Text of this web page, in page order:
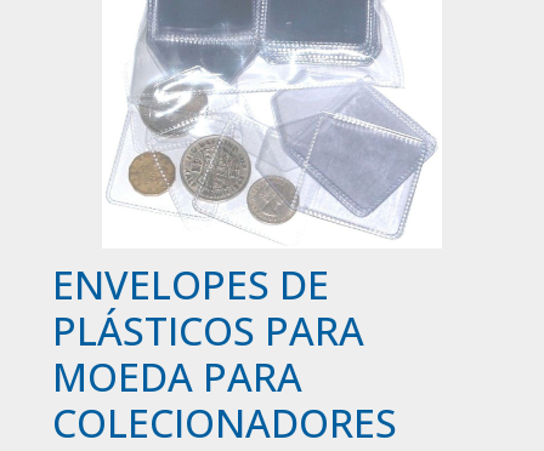
ENVELOPES DE
PLÁSTICOS PARA
MOEDA PARA
COLECIONADORES